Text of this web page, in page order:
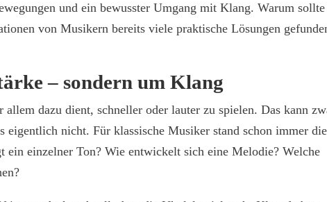
und ein bewusster Umgang mit Klang. Warum sollte
von Musikern bereits viele praktische Lösungen
– sondern um Klang
dazu dient, schneller oder lauter zu spielen. Das kann
eigentlich nicht. Für klassische Musiker stand schon immer die
einzelner Ton? Wie entwickelt sich eine Melodie? Welche